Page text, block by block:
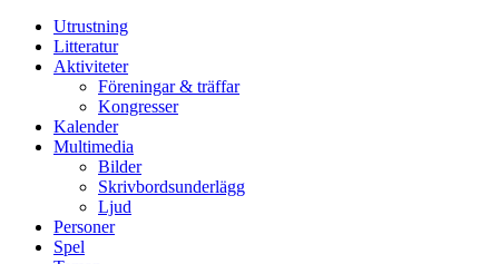
Utrustning
Litteratur
Aktiviteter
Föreningar & träffar
Kongresser
Kalender
Multimedia
Bilder
Skrivbordsunderlägg
Ljud
Personer
Spel